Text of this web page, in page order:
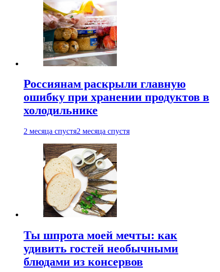
Россиянам раскрыли главную
ошибку при хранении продуктов в
холодильнике
2 месяца спустя2 месяца спустя
Ты шпрота моей мечты: как
удивить гостей необычными
блюдами из консервов